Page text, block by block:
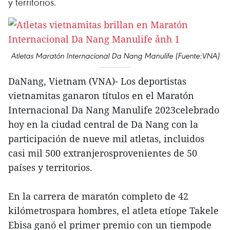
Atletas Maratón Internacional Da Nang Manulife (Fuente:VNA)
DaNang, Vietnam (VNA)- Los deportistas
vietnamitas ganaron títulos en el Maratón
Internacional Da Nang Manulife 2023celebrado
hoy en la ciudad central de Da Nang con la
participación de nueve mil atletas, incluidos
casi mil 500 extranjerosprovenientes de 50
países y territorios.
En la carrera de maratón completo de 42
kilómetrospara hombres, el atleta etíope Takele
Ebisa ganó el primer premio con un tiempode